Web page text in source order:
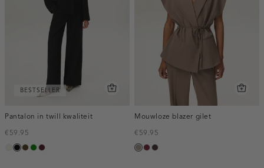
BESTSELLER
Pantalon in twill kwaliteit
€59.95
ecru
zwart
toffee
groenpruim,
Mouwloze blazer gilet
€59.95
taupe,
bordeaux,
choco,